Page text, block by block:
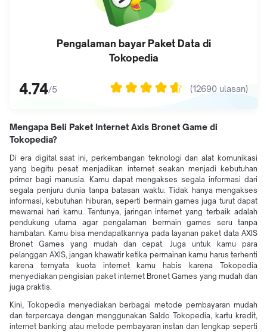
Pengalaman bayar Paket Data di
Tokopedia
4.74/5 (12690 ulasan)
Mengapa Beli Paket Internet Axis Bronet Game di
Tokopedia?
Di era digital saat ini, perkembangan teknologi dan alat komunikasi
yang begitu pesat menjadikan internet seakan menjadi kebutuhan
primer bagi manusia. Kamu dapat mengakses segala informasi dari
segala penjuru dunia tanpa batasan waktu. Tidak hanya mengakses
informasi, kebutuhan hiburan, seperti bermain games juga turut dapat
mewarnai hari kamu. Tentunya, jaringan internet yang terbaik adalah
pendukung utama agar pengalaman bermain games seru tanpa
hambatan. Kamu bisa mendapatkannya pada layanan paket data AXIS
Bronet Games yang mudah dan cepat. Juga untuk kamu para
pelanggan AXIS, jangan khawatir ketika permainan kamu harus terhenti
karena ternyata kuota internet kamu habis karena Tokopedia
menyediakan pengisian paket internet Bronet Games yang mudah dan
juga praktis.
Kini, Tokopedia menyediakan berbagai metode pembayaran mudah
dan terpercaya dengan menggunakan Saldo Tokopedia, kartu kredit,
internet banking atau metode pembayaran instan dan lengkap seperti